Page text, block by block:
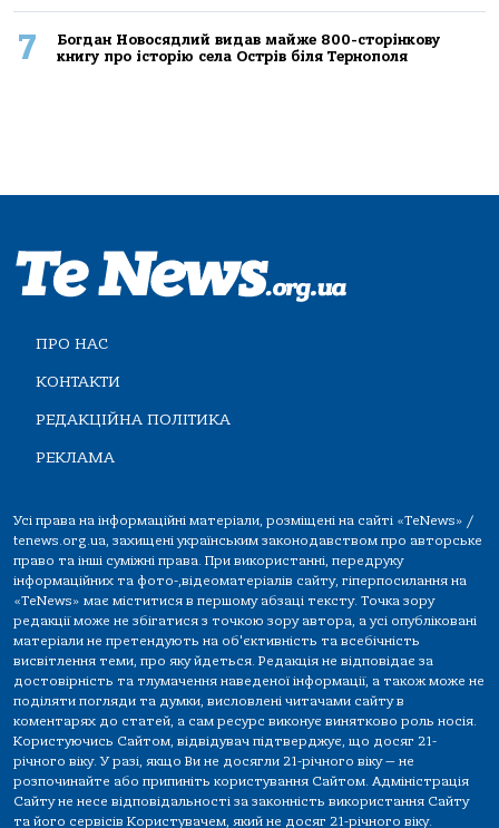
7
Богдан Новосядлий видав майже 800-сторінкову
книгу про історію села Острів біля Тернополя
ПРО НАС
КОНТАКТИ
РЕДАКЦІЙНА ПОЛІТИКА
РЕКЛАМА
Усі права на інформаційні матеріали, розміщені на сайті «TeNews» /
tenews.org.ua, захищені українським законодавством про авторське
право та інші суміжні права. При використанні, передруку
інформаційних та фото-,відеоматеріалів сайту, гіперпосилання на
«TeNews» має міститися в першому абзаці тексту. Точка зору
редакції може не збігатися з точкою зору автора, а усі опубліковані
матеріали не претендують на об'єктивність та всебічність
висвітлення теми, про яку йдеться. Редакція не відповідає за
достовірність та тлумачення наведеної інформації, а також може не
поділяти погляди та думки, висловлені читачами сайту в
коментарях до статей, а сам ресурс виконує винятково роль носія.
Користуючись Сайтом, відвідувач підтверджує, що досяг 21-
річного віку. У разі, якщо Ви не досягли 21-річного віку — не
розпочинайте або припиніть користування Сайтом. Адміністрація
Сайту не несе відповідальності за законність використання Сайту
та його сервісів Користувачем, який не досяг 21-річного віку.